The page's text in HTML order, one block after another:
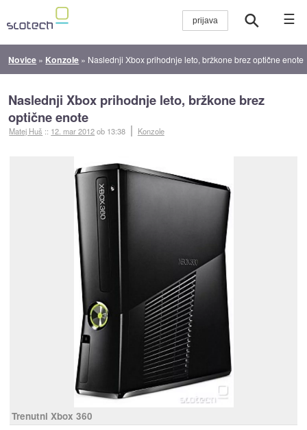
☰
Novice » Konzole » Naslednji Xbox prihodnje leto, bržkone brez optične enote
Naslednji Xbox prihodnje leto, bržkone brez
optične enote
Matej Huš :: 12. mar 2012ob 13:38 Konzole
Trenutni Xbox 360